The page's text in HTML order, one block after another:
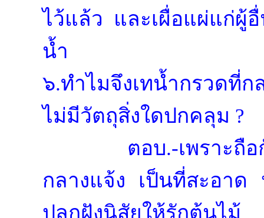
ไว้แล้ว และเผื่อแผ่แก่ผู้
น้ำ
๖.ทำไมจึงเทน้ำกรวดที่
ไม่มีวัตถุสิ่งใดปกคลุม ?
ตอบ.-เพราะถื
กลางแจ้ง เป็นที่สะอาด
ปลูกฝังนิสัยให้รักต้นไม้